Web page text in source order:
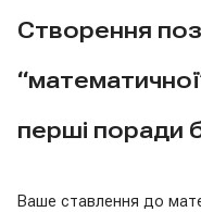
Створення
перші поради
Ваше ставлення до